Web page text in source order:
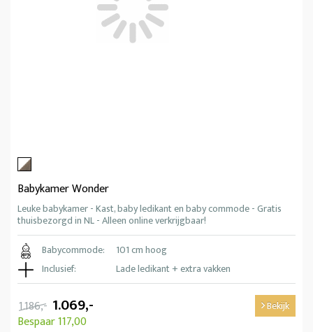
Babykamer Wonder
Leuke babykamer - Kast, baby ledikant en baby commode - Gratis
thuisbezorgd in NL - Alleen online verkrijgbaar!
Babycommode:
101 cm hoog
Inclusief:
Lade ledikant + extra vakken
1.186,- 1.069,-
Bespaar 117,00
Bekijk